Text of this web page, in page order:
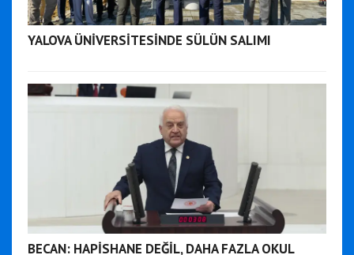
YALOVA ÜNİVERSİTESİNDE SÜLÜN SALIMI
BECAN: HAPİSHANE DEĞİL, DAHA FAZLA OKUL